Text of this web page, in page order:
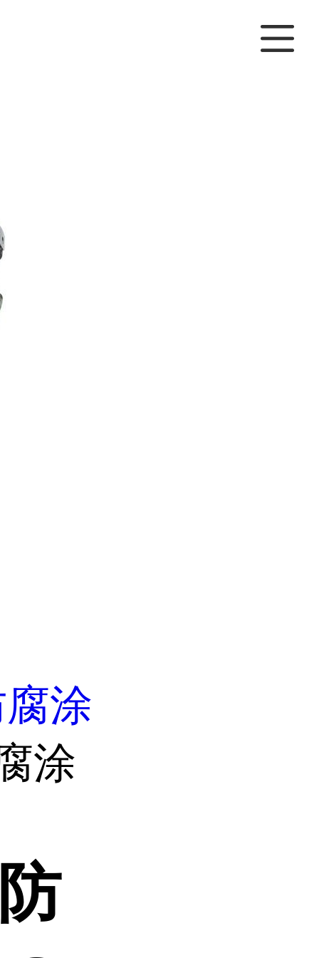
涂
涂